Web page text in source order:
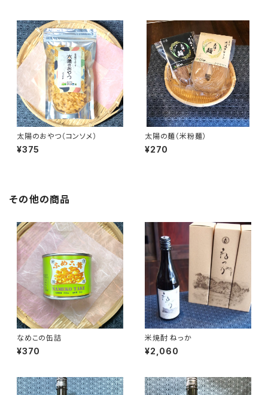
太陽のおやつ（コンソメ）
¥375
太陽の麺（米粉麺）
¥270
その他の商品
なめこの缶詰
¥370
米焼酎 ねっか
¥2,060